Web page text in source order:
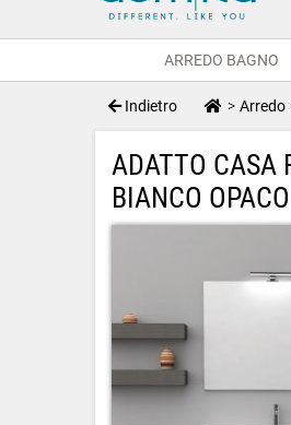
ARREDO BAGNO
Indietro Arredo
ADATTO CASA
BIANCO OPACO